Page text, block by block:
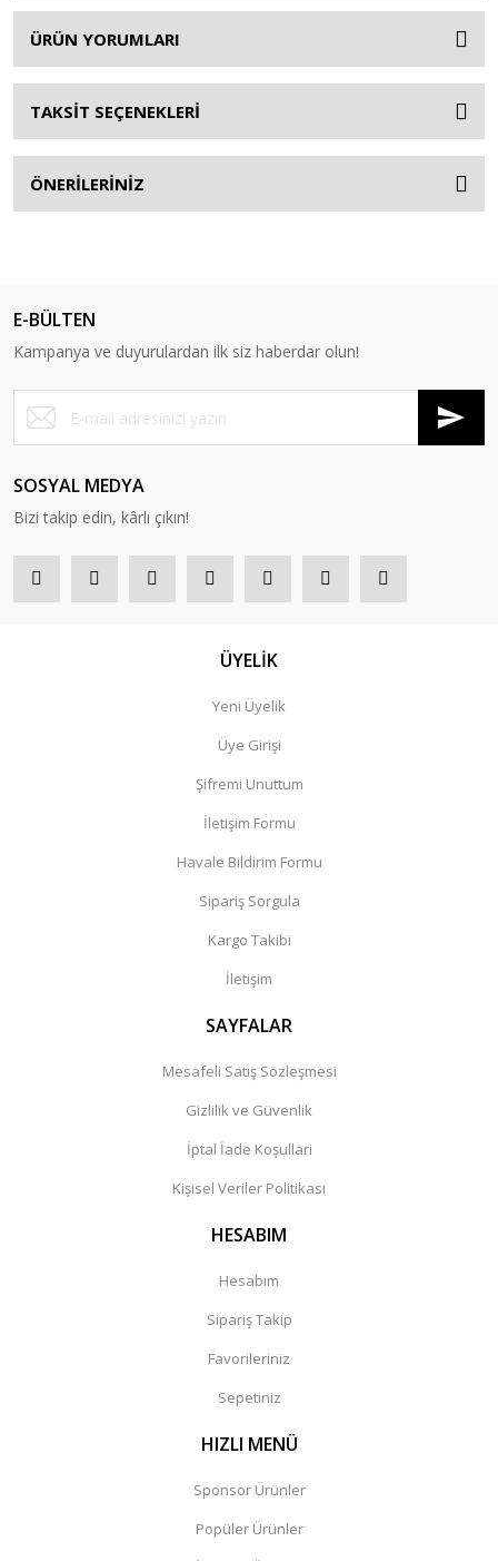
ÜRÜN YORUMLARI
TAKSİT SEÇENEKLERİ
ÖNERİLERİNİZ
E-BÜLTEN
Kampanya ve duyurulardan ilk siz haberdar olun!
SOSYAL MEDYA
Bizi takip edin, kârlı çıkın!
ÜYELİK
Yeni Üyelik
Üye Girişi
Şifremi Unuttum
İletişim Formu
Havale Bildirim Formu
Sipariş Sorgula
Kargo Takibi
İletişim
SAYFALAR
Mesafeli Satış Sözleşmesi
Gizlilik ve Güvenlik
İptal İade Koşullari
Kişisel Veriler Politikası
HESABIM
Hesabım
Sipariş Takip
Favorileriniz
Sepetiniz
HIZLI MENÜ
Sponsor Ürünler
Popüler Ürünler